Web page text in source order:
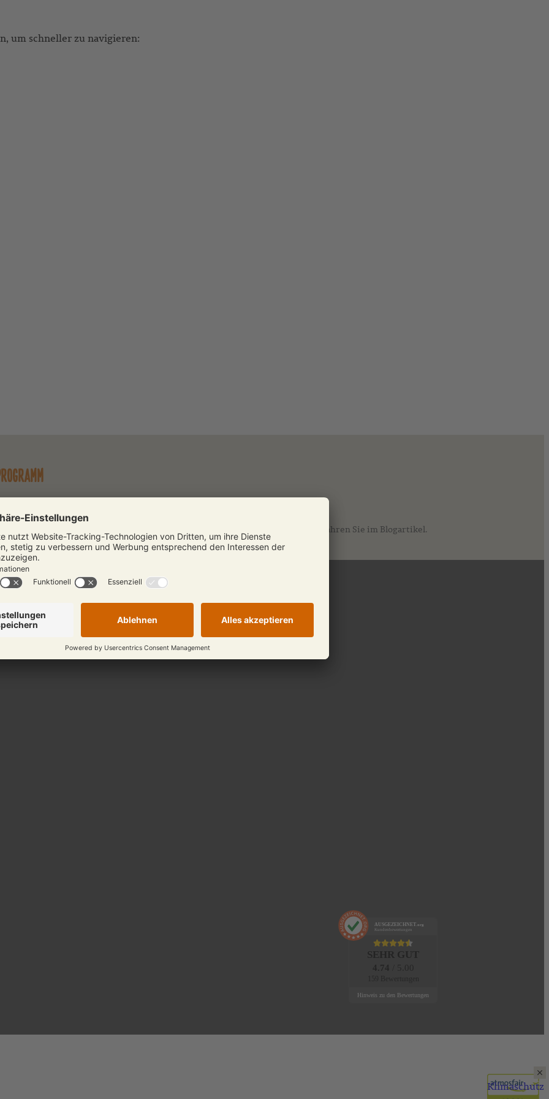
um schneller zu navigieren:
Erleben Sie auf unserer neuen kulturellen Belgienreise alte Meister und neue Impulse in Flandern. Mehr Reisedetails erfahren Sie im Blogartikel.
Klimaschutz
AUSGEZEICHNET .org
Kundenbewertungen
Hinweis zu den Bewertungen